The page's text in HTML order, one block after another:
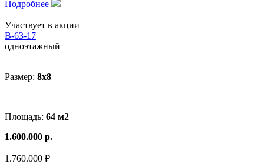
Подробнее
Участвует в акции
В-63-17
одноэтажный
Размер: 8x8
Площадь: 64 м2
1.600.000 р.
1.760.000 ₽